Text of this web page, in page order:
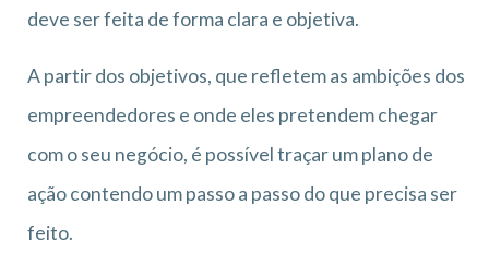
deve ser feita de forma clara e objetiva.
A partir dos objetivos, que refletem as ambições dos
empreendedores e onde eles pretendem chegar
com o seu negócio, é possível traçar um plano de
ação contendo um passo a passo do que precisa ser
feito.